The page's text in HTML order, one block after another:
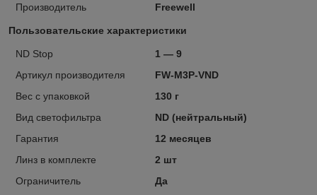
Производитель Freewell
Пользовательские характеристики
ND Stop
1 — 9
Артикул производителя
FW-M3P-VND
Вес с упаковкой
130 г
Вид светофильтра
ND (нейтральный)
Гарантия
12 месяцев
Линз в комплекте
2 шт
Ограничитель
Да